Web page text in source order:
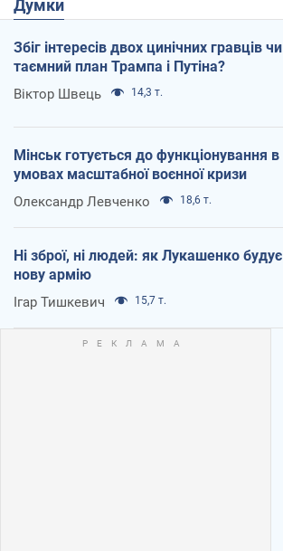
Думки
Збіг інтересів двох цинічних гравців чи
таємний план Трампа і Путіна?
Віктор Швець 14,3 т.
Мінськ готується до функціонування в
умовах масштабної воєнної кризи
Олександр Левченко 18,6 т.
Ні зброї, ні людей: як Лукашенко будує
нову армію
Ігар Тишкевич 15,7 т.